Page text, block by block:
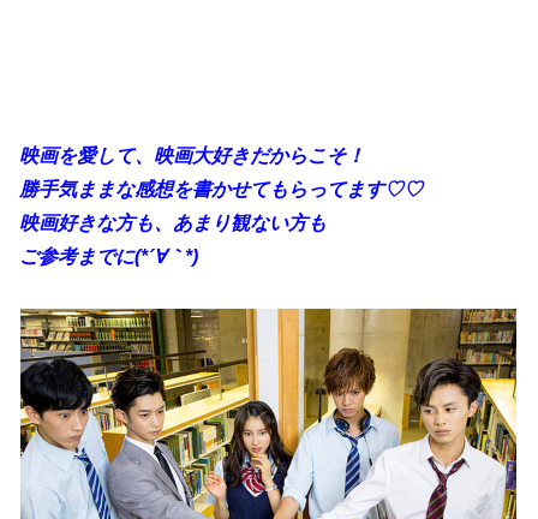
映画を愛して、映画大好きだからこそ！
勝手気ままな感想を書かせてもらってます♡♡
映画好きな方も、あまり観ない方も
ご参考までに(*´∀｀*)